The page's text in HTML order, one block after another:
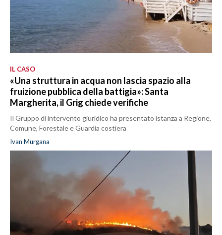
IL CASO
«Una struttura in acqua non lascia spazio alla
fruizione pubblica della battigia»: Santa
Margherita, il Grig chiede verifiche
Il Gruppo di intervento giuridico ha presentato istanza a Regione,
Comune, Forestale e Guardia costiera
Ivan Murgana